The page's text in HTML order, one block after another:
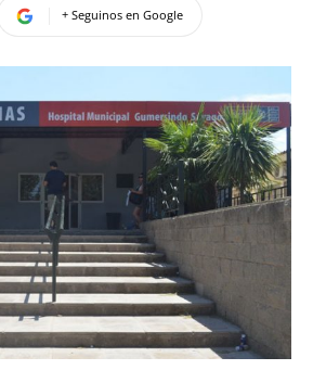
+ Seguinos en Google